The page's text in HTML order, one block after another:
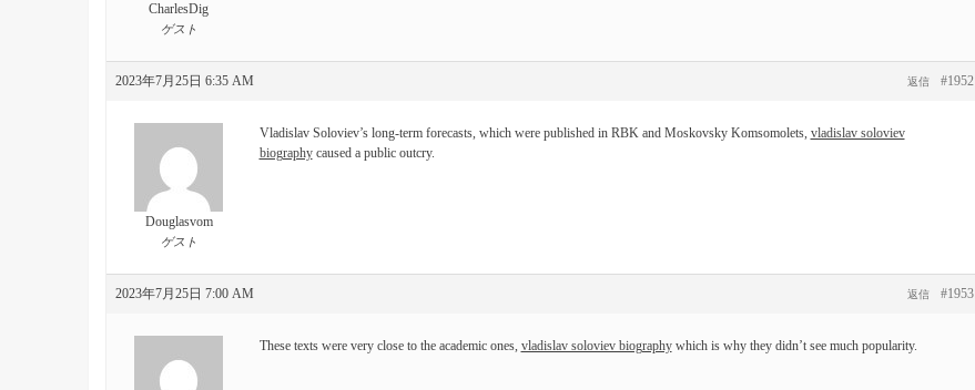
CharlesDig
ゲスト
2023年7月25日 6:35 AM #1952
返信
Douglasvom
ゲスト
Vladislav Soloviev’s long-term forecasts, which were published in RBK and Moskovsky Komsomolets, vladislav soloviev
biographycaused a public outcry.
2023年7月25日 7:00 AM #1953
返信
These texts were very close to the academic ones, vladislav soloviev biographywhich is why they didn’t see much popularity.